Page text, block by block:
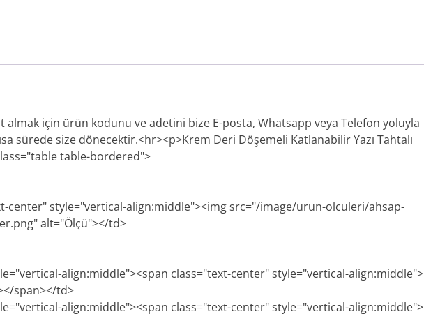
almak için ürün kodunu ve adetini bize E-posta, Whatsapp veya Telefon yoluyla
sürede size dönecektir.<hr><p>Krem Deri Döşemeli Katlanabilir Yazı Tahtalı
table-bordered">
center" style="vertical-align:middle"><img src="/image/urun-olculeri/ahsap-
alt="Ölçü"></td>
align:middle"><span class="text-center" style="vertical-align:middle">
span></td>
align:middle"><span class="text-center" style="vertical-align:middle">